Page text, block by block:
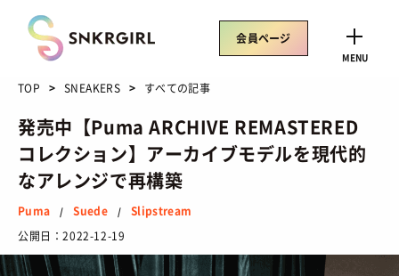
content
CLOSE
トレンドワード
骨格タイプ別
コラボ
サンダル
New Balance
Salomon
会員ページ
MENU
TOP SNEAKERS すべての記事
発売中【Puma ARCHIVE REMASTERED
コレクション】アーカイブモデルを現代的
なアレンジで再構築
Puma /Suede / Slipstream
公開日：2022-12-19